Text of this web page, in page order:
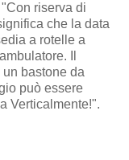
riserva di
che la data
a rotelle a
Il
bastone da
può essere
Verticalmente!".